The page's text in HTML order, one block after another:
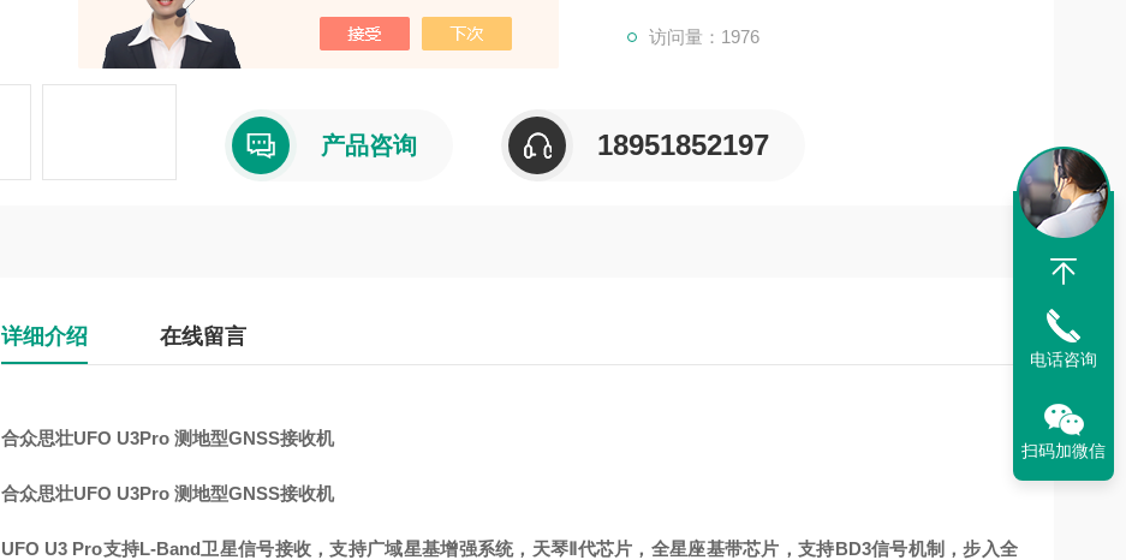
厂商性质：代理商 访问量：1976
产品咨询 18951852197
详细介绍 在线留言
合众思壮UFO U3Pro 测地型GNSS接收机
合众思壮UFO U3Pro 测地型GNSS接收机
UFO U3 Pro支持L-Band卫星信号接收，支持广域星基增强系统，天琴Ⅱ代芯片，全星座基带芯片，支持BD3信号机制，步入全
电话咨询
扫码加微信